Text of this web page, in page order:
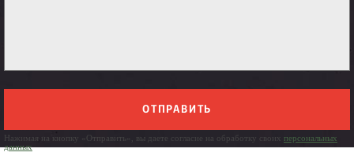
ОТПРАВИТЬ
Нажимая на кнопку «Отправить», вы даете согласие на обработку своих персональных
данных